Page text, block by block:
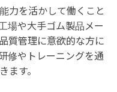
力を活かして働くこと
場や大手ゴム製品メー
質管理に意欲的な方に
修やトレーニングを通
ます。